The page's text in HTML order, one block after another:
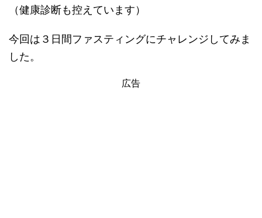
（健康診断も控えています）
今回は３日間ファスティングにチャレンジしてみま
した。
広告